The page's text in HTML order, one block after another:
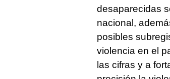
desaparecidas
nacional,
posibles
violencia en el
las cifras y a